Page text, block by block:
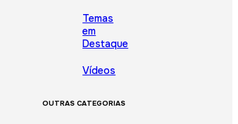
Temas
em
Destaque
Vídeos
OUTRAS CATEGORIAS